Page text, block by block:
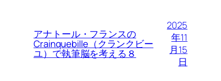
アナトール・フランスの
Crainquebille（クランクビー
ユ）で執筆脳を考える８
2025
年11
月15
日